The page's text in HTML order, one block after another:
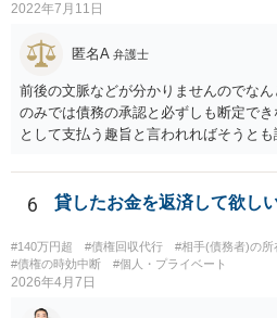
2022年7月11日
匿名A 弁護士
前後の文脈などが分かりませんのでな
のみでは債務の承認と必ずしも断定で
として支払う趣旨と言われればそうと
いところがございますので、これまで
訟の経過に関する記録等を持って近隣
6 貸したお金を返済して欲し
#140万円超 #債権回収代行 #相手(債務者)の所
#債権の時効中断
#個人・プライベート
2026年4月7日